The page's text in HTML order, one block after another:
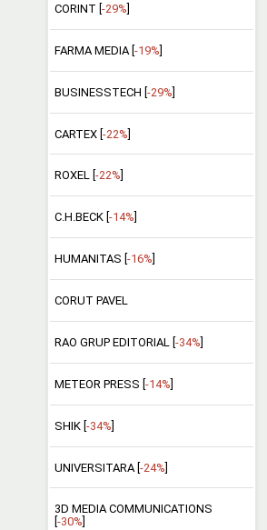
CORINT [ -29%
FARMA MEDIA [ -19%
BUSINESSTECH [-29%]
CARTEX [-22%]
ROXEL [ -22%
C.H.BECK [ -14%
HUMANITAS [ -16%
CORUT PAVEL
RAO GRUP EDITORIAL [ -34%
METEOR PRESS [ -14%
SHIK [-34%]
UNIVERSITARA [-24%]
3D MEDIA COMMUNICATIONS
-30%